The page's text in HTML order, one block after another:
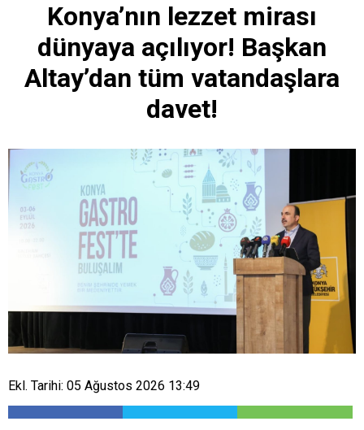
Konya’nın lezzet mirası
dünyaya açılıyor! Başkan
Altay’dan tüm vatandaşlara
davet!
Ekl. Tarihi: 05 Ağustos 2026 13:49